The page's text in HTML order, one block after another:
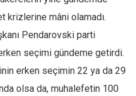
krizlerine mâni olamadı.
Pendarovski parti
seçimi gündeme getirdi.
erken seçimin 22 ya da 29
olsa da, muhalefetin 100